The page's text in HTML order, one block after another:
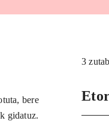
bere
gidatuz.
3